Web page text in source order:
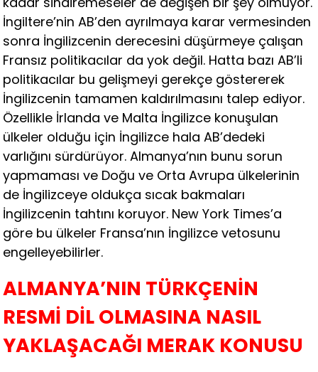
İngiltere’nin AB’den ayrılmaya karar vermesinden
sonra İngilizcenin derecesini düşürmeye çalışan
Fransız politikacılar da yok değil. Hatta bazı AB’li
politikacılar bu gelişmeyi gerekçe göstererek
İngilizcenin tamamen kaldırılmasını talep ediyor.
Özellikle İrlanda ve Malta İngilizce konuşulan
ülkeler olduğu için İngilizce hala AB’dedeki
varlığını sürdürüyor. Almanya’nın bunu sorun
yapmaması ve Doğu ve Orta Avrupa ülkelerinin
de İngilizceye oldukça sıcak bakmaları
İngilizcenin tahtını koruyor. New York Times’a
göre bu ülkeler Fransa’nın İngilizce vetosunu
engelleyebilirler.
ALMANYA’NIN TÜRKÇENİN
RESMİ DİL OLMASINA NASIL
YAKLAŞACAĞI MERAK KONUSU